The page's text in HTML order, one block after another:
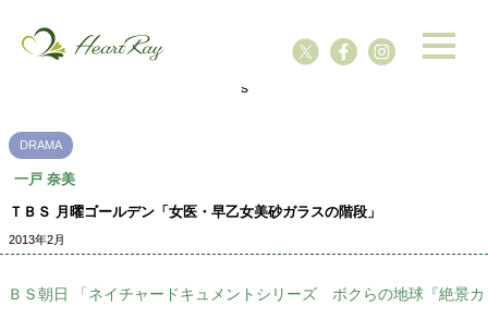
s
DRAMA
一戸 奈美
ＴＢＳ 月曜ゴールデン「女医・早乙女美砂ガラスの階段」
2013年2月
ＢＳ朝日 「ネイチャードキュメントシリーズ ボクらの地球『絶景カ